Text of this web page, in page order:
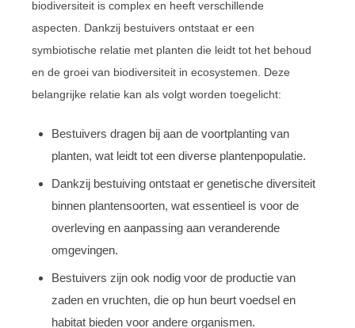
biodiversiteit is complex en heeft verschillende
aspecten. Dankzij bestuivers ontstaat er een
symbiotische relatie met planten die leidt tot het behoud
en de groei van biodiversiteit in ecosystemen. Deze
belangrijke relatie kan als volgt worden toegelicht:
Bestuivers dragen bij aan de voortplanting van
planten, wat leidt tot een diverse plantenpopulatie.
Dankzij bestuiving ontstaat er genetische diversiteit
binnen plantensoorten, wat essentieel is voor de
overleving en aanpassing aan veranderende
omgevingen.
Bestuivers zijn ook nodig voor de productie van
zaden en vruchten, die op hun beurt voedsel en
habitat bieden voor andere organismen.